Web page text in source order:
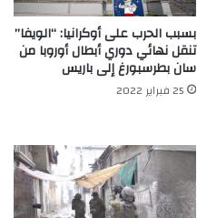
بسبب الحرب على أوكرانيا: “الويفا”
تنقل نهائي دوري أبطال أوروبا من
سان بطرسبورغ إلى باريس
25 فبراير 2022